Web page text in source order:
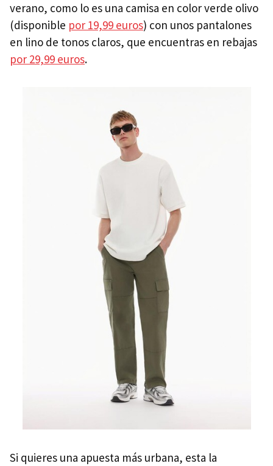
verano, como lo es una camisa en color verde olivo
(disponible por 19,99 euros) con unos pantalones
en lino de tonos claros, que encuentras en rebajas
por 29,99 euros.
Si quieres una apuesta más urbana, esta la